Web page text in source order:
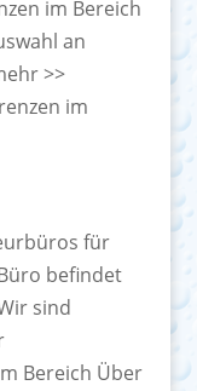
im Bereich
an
>>
im
für
befindet
sind
Bereich Über